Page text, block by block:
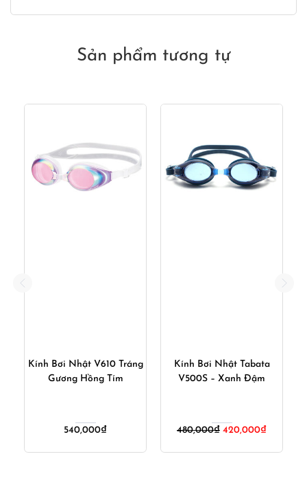
Sản phẩm tương tự
Kính Bơi Nhật V610 Tráng
Gương Hồng Tím
540,000₫
Kính Bơi Nhật Tabata
V500S – Xanh Đậm
480,000₫ Giá
420,000₫Giá